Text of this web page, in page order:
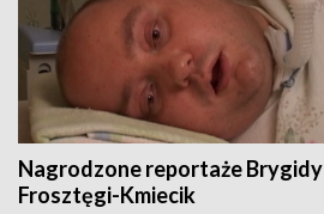
Nagrodzone reportaże Brygidy
Frosztęgi-Kmiecik